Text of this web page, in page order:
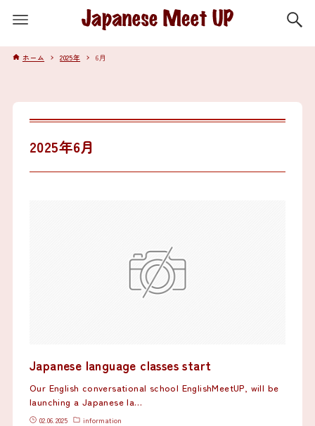
ホーム 2025年 6月
2025年6月
Japanese language classes start
Our English conversational school EnglishMeetUP, will be
launching a Japanese la…
02.06.2025 information